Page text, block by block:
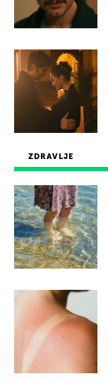
ZDRAVLJE